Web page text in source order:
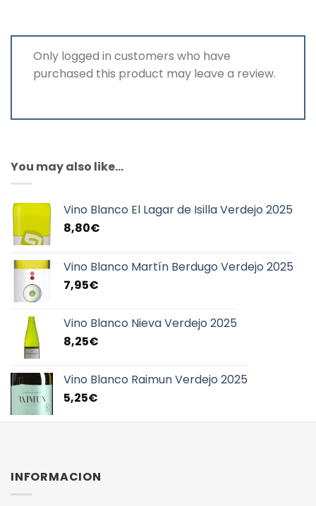
Only logged in customers who have
purchased this product may leave a review.
You may also like…
Vino Blanco El Lagar de Isilla Verdejo 2025
8,80€
Vino Blanco Martín Berdugo Verdejo 2025
7,95€
Vino Blanco Nieva Verdejo 2025
8,25€
Vino Blanco Raimun Verdejo 2025
5,25€
INFORMACION